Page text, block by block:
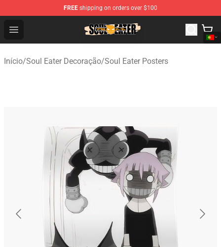
FREE shipping on orders over $100
Open menu
Soul Eater Store - Official Soul Eater Merchandise Shop
Início/Soul Eater Decoração/Soul Eater Posters